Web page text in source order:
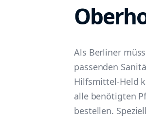
Als Berliner
passenden
Hilfsmittel-Held
alle benötigten
bestellen.